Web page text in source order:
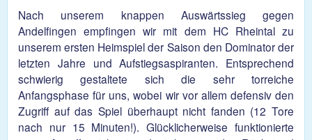
Nach unserem knappen Auswärtssieg gegen
Andelfingen empfingen wir mit dem HC Rheintal zu
unserem ersten Heimspiel der Saison den Dominator der
letzten Jahre und Aufstiegsaspiranten. Entsprechend
schwierig gestaltete sich die sehr torreiche
Anfangsphase für uns, wobei wir vor allem defensiv den
Zugriff auf das Spiel überhaupt nicht fanden (12 Tore
nach nur 15 Minuten!). Glücklicherweise funktionierte